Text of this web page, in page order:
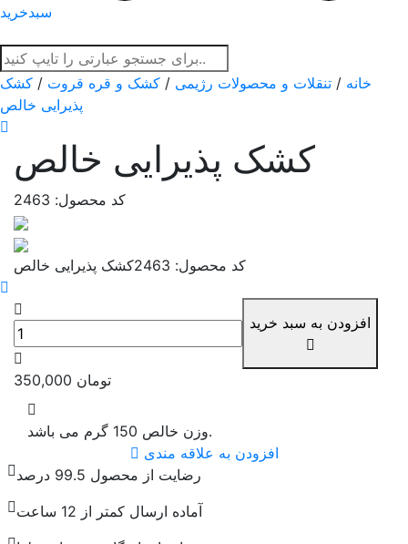
سبدخرید
خانه / تنقلات و محصولات رژیمی / کشک و قره قروت / کشک
پذیرایی خالص
کشک پذیرایی خالص
کد محصول: 2463
کشک پذیرایی خالص کد محصول: 2463
افزودن به سبد خرید
350,000 تومان
وزن خالص 150 گرم می باشد.
افزودن به علاقه مندی
رضایت از محصول 99.5 درصد
آماده ارسال کمتر از 12 ساعت